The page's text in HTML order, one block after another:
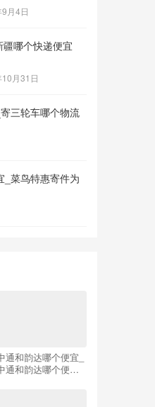
月4日
疆哪个快递便宜
月31日
三轮车哪个物流
_菜鸟特惠寄件为
通和韵达哪个便宜_
通和韵达哪个便宜